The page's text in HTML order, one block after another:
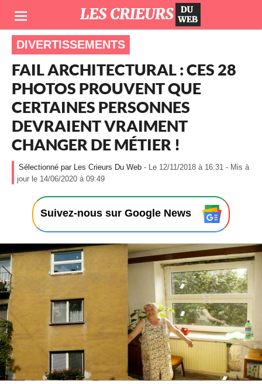
DIVERTISSEMENTS
FAIL ARCHITECTURAL : CES 28
PHOTOS PROUVENT QUE
CERTAINES PERSONNES
DEVRAIENT VRAIMENT
CHANGER DE MÉTIER !
Les Crieurs Du Web - Le 12/11/2018 à 16:31 - Mis à
jour le 14/06/2020 à 09:49
1
/
1
1
3
1
Suivez-nous sur Google News